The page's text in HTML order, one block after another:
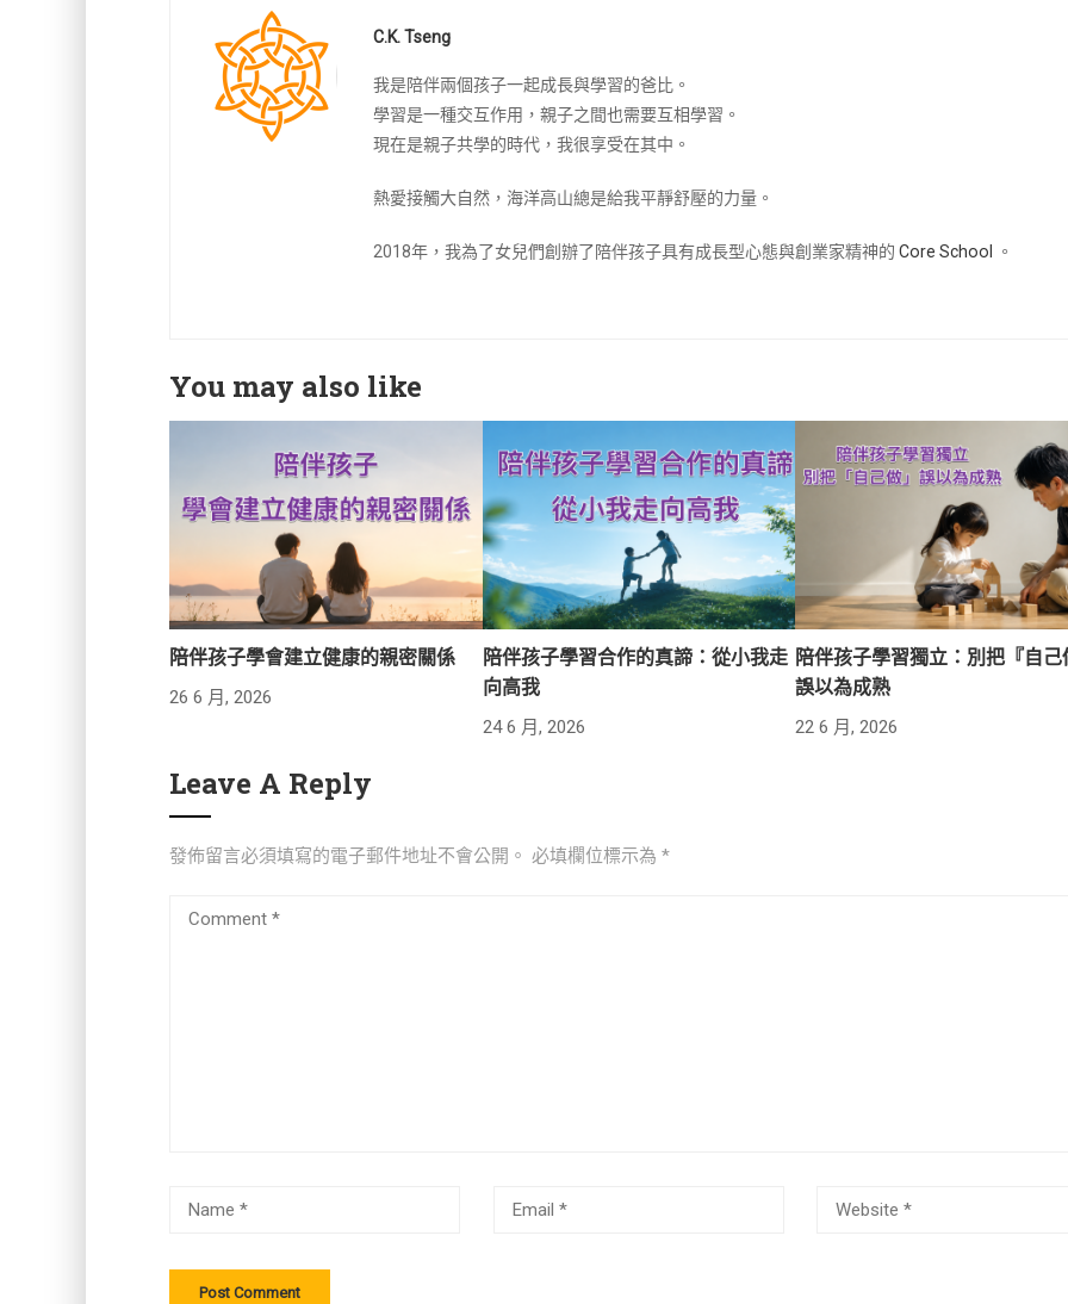
C.K. Tseng
我是陪伴兩個孩子一起成長與學習的爸比。
學習是一種交互作用，親子之間也需要互相學習。
現在是親子共學的時代，我很享受在其中。
熱愛接觸大自然，海洋高山總是給我平靜舒壓的力量。
2018年，我為了女兒們創辦了陪伴孩子具有成長型心態與創業家精神的 Core School 。
You may also like
陪伴孩子學會建立健康的親密關係
26 6 月, 2026
陪伴孩子學習合作的真諦：從小我走
向高我
24 6 月, 2026
陪伴孩子學習獨立：別把『自己
誤以為成熟
22 6 月, 2026
Leave A Reply
發佈留言必須填寫的電子郵件地址不會公開。 必填欄位標示為 *